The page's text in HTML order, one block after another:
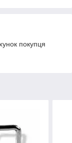
покупця